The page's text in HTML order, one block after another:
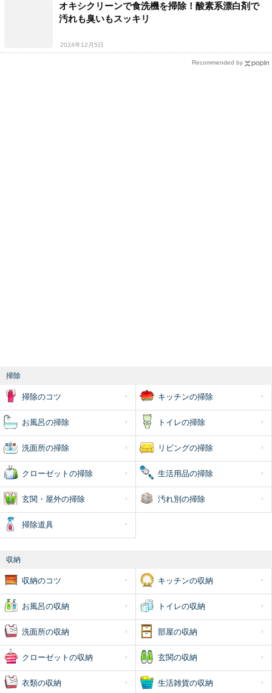
オキシクリーンで食洗機を掃除！酸素系漂白剤で
汚れも臭いもスッキリ
2024年12月5日
Recommended by
掃除
掃除のコツ キッチンの掃除
お風呂の掃除 トイレの掃除
洗面所の掃除 リビングの掃除
クローゼットの掃除 生活用品の掃除
玄関・屋外の掃除 汚れ別の掃除
掃除道具
収納
収納のコツ キッチンの収納
お風呂の収納 トイレの収納
洗面所の収納 部屋の収納
クローゼットの収納 玄関の収納
衣類の収納 生活雑貨の収納